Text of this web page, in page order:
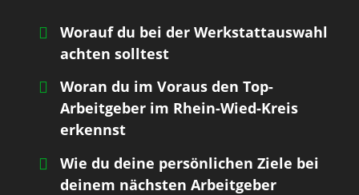
Worauf du bei der Werkstattauswahl
achten solltest
Woran du im Voraus den Top-
Arbeitgeber im Rhein-Wied-Kreis
erkennst
Wie du deine persönlichen Ziele bei
deinem nächsten Arbeitgeber